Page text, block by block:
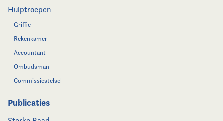
Hulptroepen
Griffie
Rekenkamer
Accountant
Ombudsman
Commissiestelsel
Publicaties